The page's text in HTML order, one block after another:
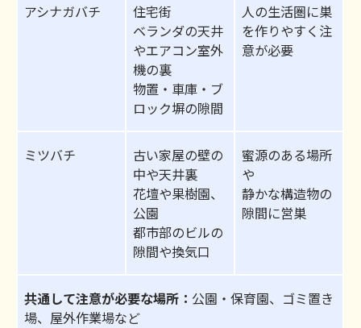
アシナガバチ
住宅街
ベランダの天井
やエアコン室外
機の裏
物置・車庫・ブ
ロック塀の隙間
人の生活圏に巣
を作りやすく注
意が必要
ミツバチ
古い家屋の壁の
中や天井裏
花壇や果樹園、
公園
都市部のビルの
隙間や換気口
蜜源のある場所
や
静かな構造物の
隙間に営巣
共通して注意が必要な場所： 公園・保育園、ゴミ置き
場、屋外作業場など